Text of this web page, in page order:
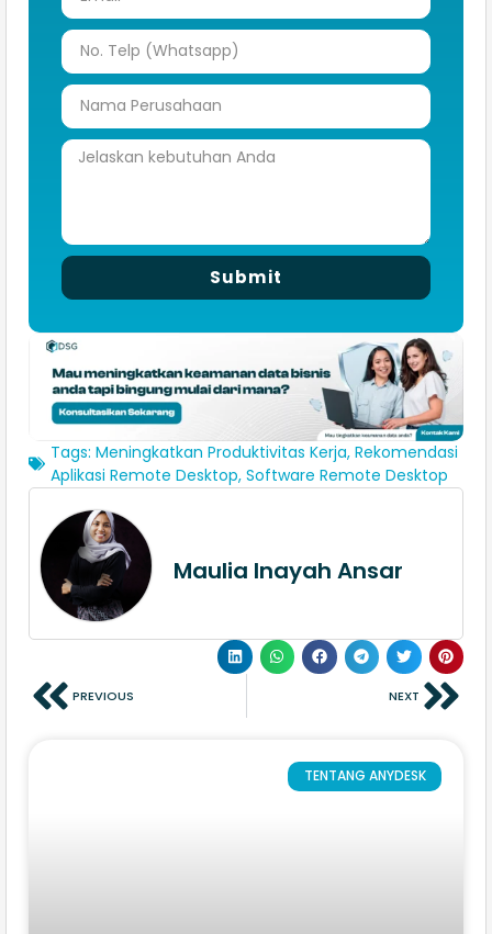
Submit
Tags: Meningkatkan Produktivitas Kerja, Rekomendasi
Aplikasi Remote Desktop, Software Remote Desktop
Maulia Inayah Ansar
PREVIOUS NEXT
TENTANG ANYDESK